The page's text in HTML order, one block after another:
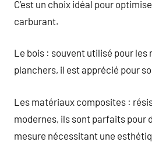
C’est un choix idéal pour
carburant.
Le bois : souvent utilisé pour
planchers, il est apprécié pour
Les matériaux composites :
modernes, ils sont parfaits pour
mesure nécessitant une